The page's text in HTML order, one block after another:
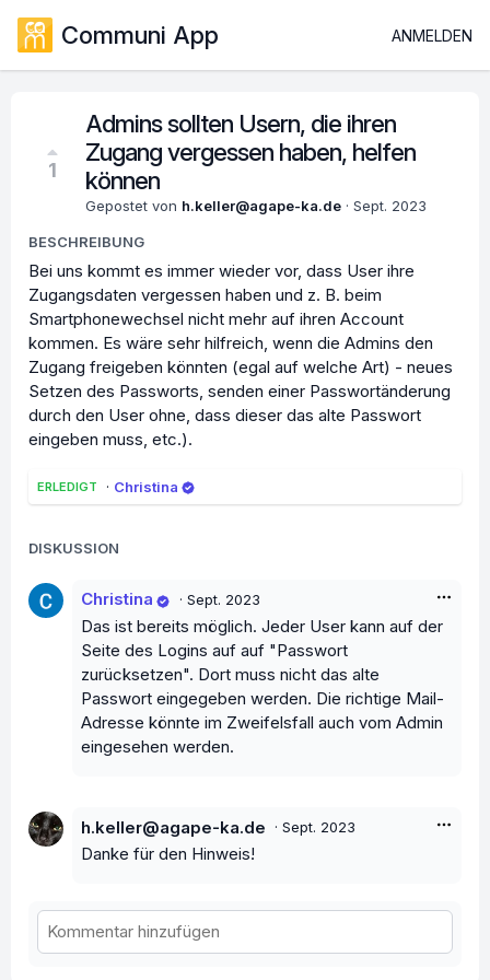
Communi App ANMELDEN
1
Admins sollten Usern, die ihren
Zugang vergessen haben, helfen
können
Gepostet von h.keller@agape-ka.de · Sept. 2023
BESCHREIBUNG
Bei uns kommt es immer wieder vor, dass User ihre
Zugangsdaten vergessen haben und z. B. beim
Smartphonewechsel nicht mehr auf ihren Account
kommen. Es wäre sehr hilfreich, wenn die Admins den
Zugang freigeben könnten (egal auf welche Art) - neues
Setzen des Passworts, senden einer Passwortänderung
durch den User ohne, dass dieser das alte Passwort
eingeben muss, etc.).
ERLEDIGT · Christina
DISKUSSION
Christina · Sept. 2023
Das ist bereits möglich. Jeder User kann auf der
Seite des Logins auf auf "Passwort
zurücksetzen". Dort muss nicht das alte
Passwort eingegeben werden. Die richtige Mail-
Adresse könnte im Zweifelsfall auch vom Admin
eingesehen werden.
h.keller@agape-ka.de · Sept. 2023
Danke für den Hinweis!